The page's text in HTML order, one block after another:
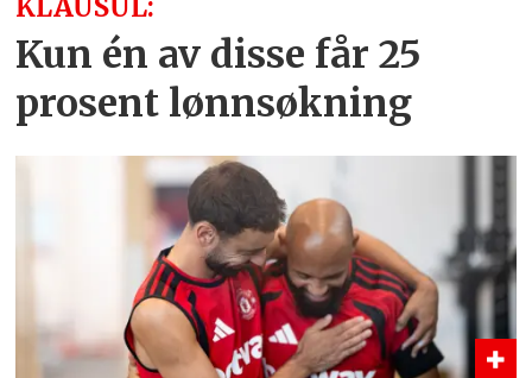
Kun én av disse får 25
prosent lønnsøkning